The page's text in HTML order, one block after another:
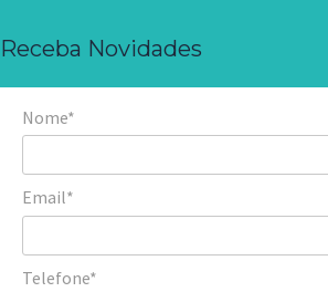
Receba Novidades
Nome*
Email*
Telefone*